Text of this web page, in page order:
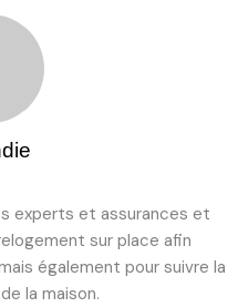
experts et assurances et
sur place afin
également pour suivre la
la maison.